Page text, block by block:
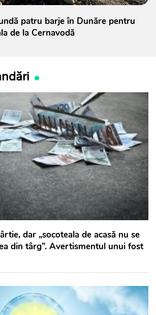
patru barje în Dunăre pentru
de la Cernavodă
dar „socoteala de acasă nu se
din târg”. Avertismentul unui fost